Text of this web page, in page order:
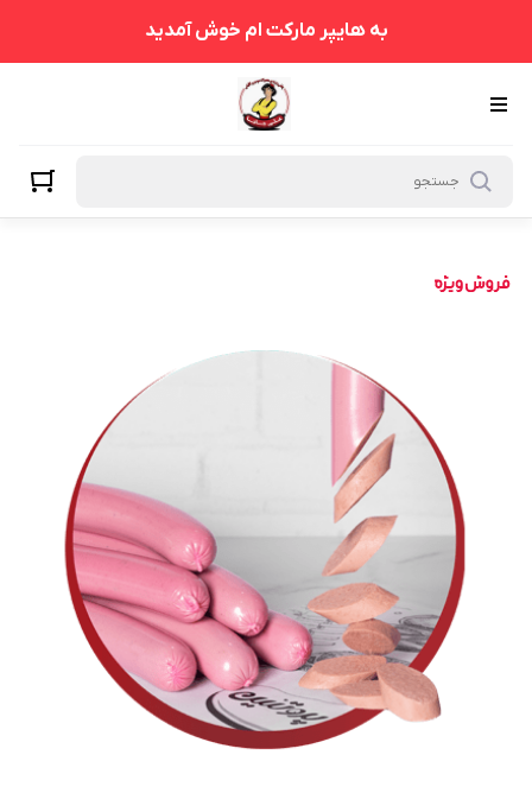
به هایپر مارکت ام خوش آمدید